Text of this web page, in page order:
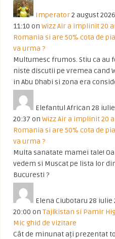
Imperator2 august
11:10 on Wizz Air a implinit 20
Romania si are 50% cota de
va urma ?
Multumesc frumos. Stiu ca au
niste discutii pe vremea cand
in Abu Dhabi si zona era
Elefantul African 28
20:37 on Wizz Air a implinit 20
Romania si are 50% cota de
va urma ?
Multa sanatate mamei tale!
vedem si Muscat pe lista lor
Bucuresti ?
Elena Ciubotaru 28 iulie
20:00 on Tajikistan si Pamir
Mic ghid de vizitare
Cât de minunat ați prezentat